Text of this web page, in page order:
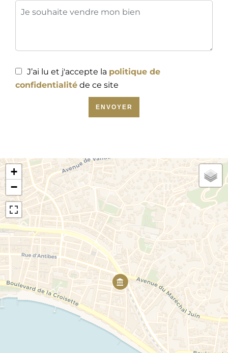
J’ai lu et j'accepte la politique de
confidentialité de ce site
ENVOYER
+
−